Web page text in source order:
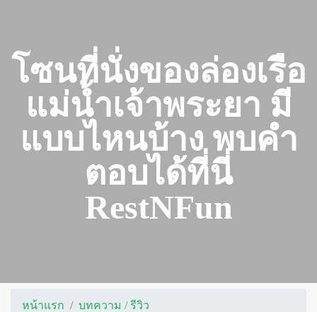
โซนที่นั่งของล่องเรือ
แม่น้ำเจ้าพระยา มี
แบบไหนบ้าง พบคำ
ตอบได้ที่นี่
RestNFun
หน้าแรก
บทความ / รีวิว